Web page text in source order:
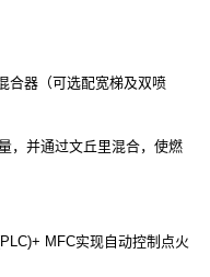
合器（可选配宽梯及双喷
，并通过文丘里混合，使燃
MFC实现自动控制点火